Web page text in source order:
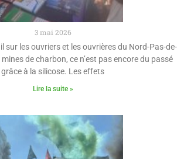
3 mai 2026
sur les ouvriers et les ouvrières du Nord-Pas-de-
de charbon, ce n’est pas encore du passé
grâce à la silicose. Les effets
Lire la suite »